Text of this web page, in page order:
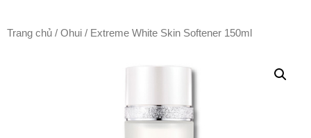
Trang chủ / Ohui / Extreme White Skin Softener 150ml